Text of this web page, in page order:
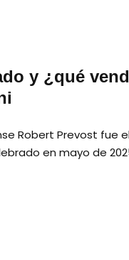
y ¿qué
Robert Prevost fue
en mayo de